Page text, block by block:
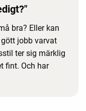
bra? Eller kan
jobb varvat
ter sig märklig
fint. Och har